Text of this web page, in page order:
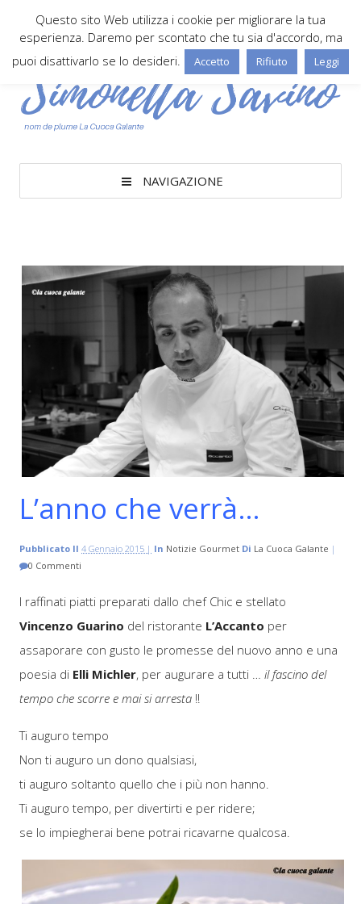
NAVIGAZIONE
L’anno che verrà…
Pubblicato Il4 Gennaio 2015 | In Notizie Gourmet Di La Cuoca Galante |
0 Commenti
I raffinati piatti preparati dallo chef Chic e stellato
Vincenzo Guarino del ristorante L’Accanto per
assaporare con gusto le promesse del nuovo anno e una
poesia di Elli Michler, per augurare a tutti …il fascino del
tempo che scorre e mai si arresta !!
Ti auguro tempo
Non ti auguro un dono qualsiasi,
ti auguro soltanto quello che i più non hanno.
Ti auguro tempo, per divertirti e per ridere;
se lo impiegherai bene potrai ricavarne qualcosa.
Questo sito Web utilizza i cookie per migliorare la tua
esperienza. Daremo per scontato che tu sia d'accordo, ma
puoi disattivarlo se lo desideri.
Accetto Rifiuto Leggi